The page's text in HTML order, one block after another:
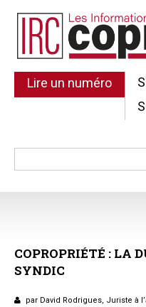
Lire un numéro
Au Parlement
Gestion et
Pratique de la
COPROPRIÉTÉ : LA
SYNDIC
par David Rodrigues, Juriste à